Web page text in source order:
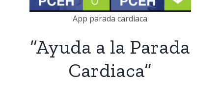
App parada cardiaca
“Ayuda a la Parada
Cardiaca”